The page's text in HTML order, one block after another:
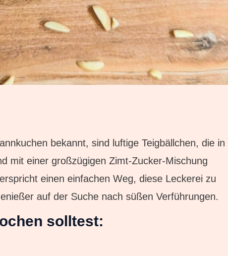
bekannt, sind luftige Teigbällchen, die in
mit einer großzügigen Zimt-Zucker-Mischung
einen einfachen Weg, diese Leckerei zu
auf der Suche nach süßen Verführungen.
solltest: